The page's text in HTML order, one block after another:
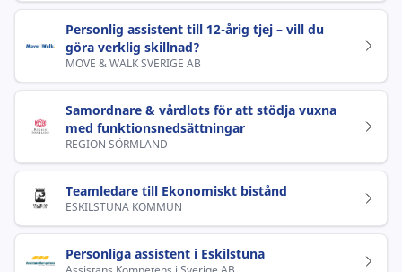
Personlig assistent till 12-årig tjej – vill du
göra verklig skillnad?
MOVE & WALK SVERIGE AB
Samordnare & vårdlots för att stödja vuxna
med funktionsnedsättningar
REGION SÖRMLAND
Teamledare till Ekonomiskt bistånd
ESKILSTUNA KOMMUN
Personliga assistent i Eskilstuna